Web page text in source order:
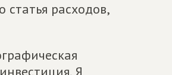
расходов,
Я